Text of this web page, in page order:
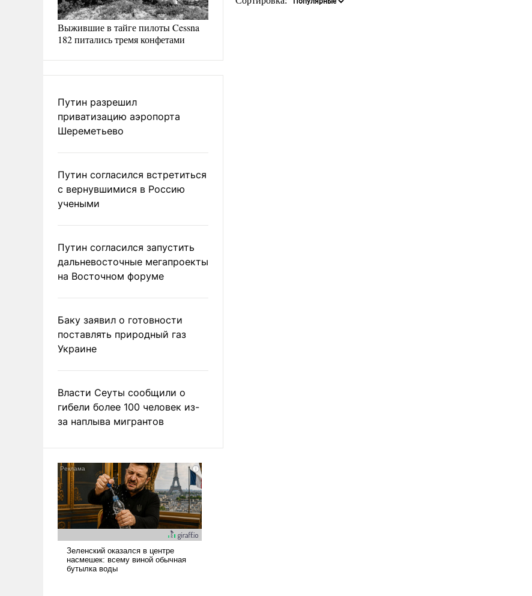
Выжившие в тайге пилоты Cessna
182 питались тремя конфетами
Путин разрешил
приватизацию аэропорта
Шереметьево
Путин согласился встретиться
с вернувшимися в Россию
учеными
Путин согласился запустить
дальневосточные мегапроекты
на Восточном форуме
Баку заявил о готовности
поставлять природный газ
Украине
Власти Сеуты сообщили о
гибели более 100 человек из-
за наплыва мигрантов